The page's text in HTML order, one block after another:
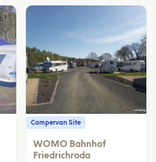
Campervan Site
WOMO Bahnhof
Friedrichroda